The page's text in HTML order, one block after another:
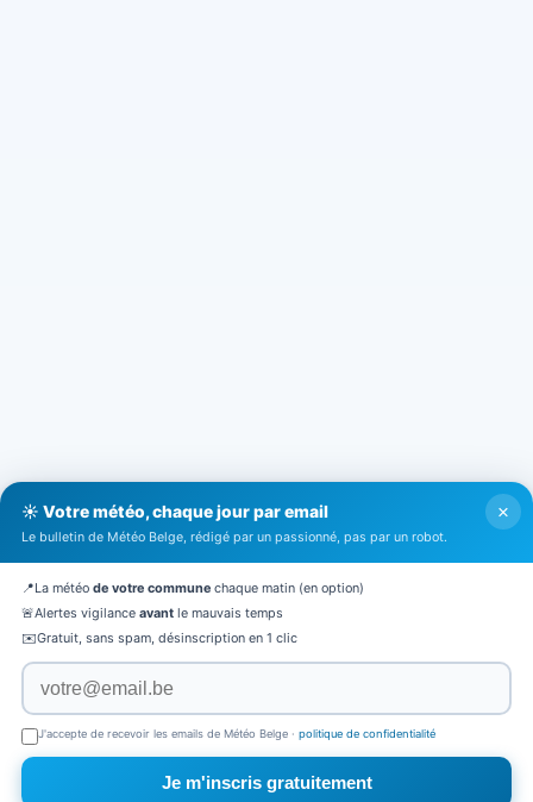
×
☀️ Votre météo, chaque jour par email
Le bulletin de Météo Belge, rédigé par un passionné, pas par un robot.
📍La météo de votre commune chaque matin (en option)
🚨Alertes vigilance avant le mauvais temps
✉️Gratuit, sans spam, désinscription en 1 clic
J'accepte de recevoir les emails de Météo Belge · politique de confidentialité
Je m'inscris gratuitement